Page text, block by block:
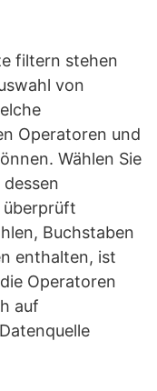
filtern stehen
von
Operatoren und
Wählen Sie
überprüft
Buchstaben
enthalten, ist
Operatoren
auf